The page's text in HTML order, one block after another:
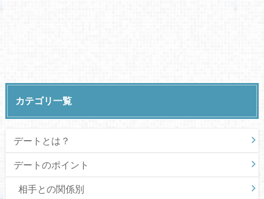
カテゴリ一覧
デートとは？
デートのポイント
相手との関係別